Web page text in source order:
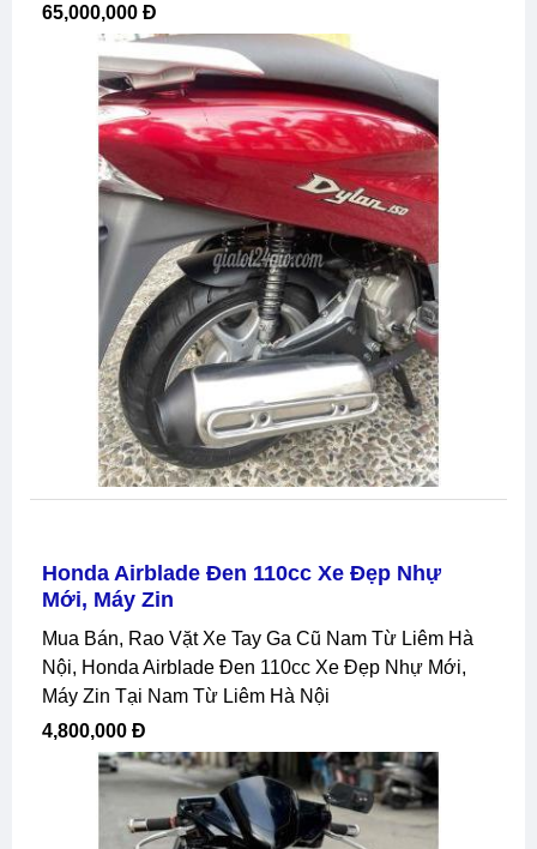
65,000,000 Đ
Honda Airblade Đen 110cc Xe Đẹp Nhự
Mới, Máy Zin
Mua Bán, Rao Vặt Xe Tay Ga Cũ Nam Từ Liêm Hà
Nội, Honda Airblade Đen 110cc Xe Đẹp Nhự Mới,
Máy Zin Tại Nam Từ Liêm Hà Nội
4,800,000 Đ